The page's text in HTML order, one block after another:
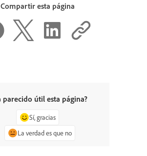
Compartir esta página
parecido útil esta página?
Sí, gracias
La verdad es que no